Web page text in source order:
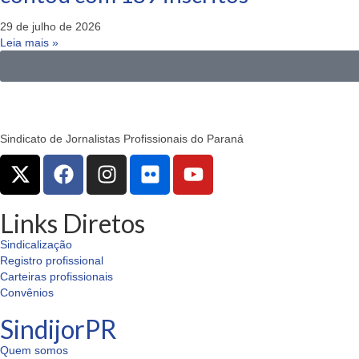
29 de julho de 2026
Leia mais »
Sindicato de Jornalistas Profissionais do Paraná
Links Diretos
Sindicalização
Registro profissional
Carteiras profissionais
Convênios
SindijorPR
Quem somos